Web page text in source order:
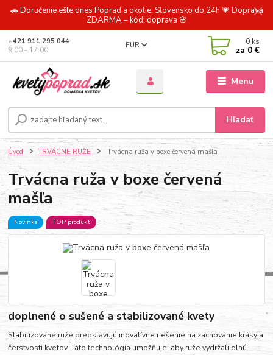
🚗 Doručenie ešte dnes Poprad a okolie. Slovensko do 24h 💗 Doprava
ZDARMA – kód: doprava 🌸
Menu
EUR
Hľadať
+421 911 295 044
9:00 - 17:00
0 ks
za 0 €
Úvod TRVÁCNE RUŽE Trvácna ruža v boxe červená mašľa
Trvácna ruža v boxe červená
mašľa
Novinka TOP produkt
doplnené o sušené a stabilizované kvety
Stabilizované ruže predstavujú inovatívne riešenie na zachovanie krásy a
čerstvosti kvetov. Táto technológia umožňuje, aby ruže vydržali dlhú